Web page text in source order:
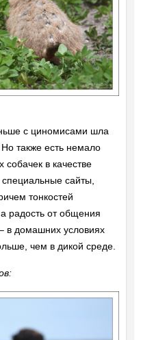
с циномисами шла
также есть немало
собачек в качестве
сайты,
тонкостей
радость от общения
в домашних условиях
чем в дикой среде.